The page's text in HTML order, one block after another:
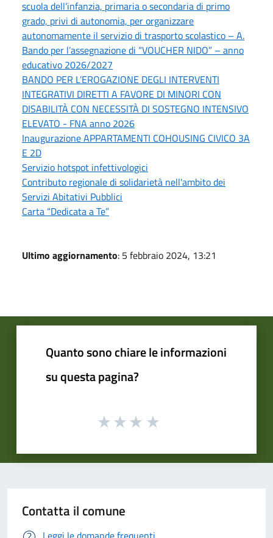
scuola dell’infanzia, primaria o secondaria di primo
grado, privi di autonomia, per organizzare
autonomamente il servizio di trasporto scolastico – A.
Bando per l’assegnazione di “VOUCHER NIDO” – anno
educativo 2026/2027
BANDO PER L’EROGAZIONE DEGLI INTERVENTI
INTEGRATIVI DIRETTI A FAVORE DI MINORI CON
DISABILITÀ CON NECESSITÀ DI SOSTEGNO INTENSIVO
ELEVATO - FNA anno 2026
Inaugurazione APPARTAMENTI COHOUSING CIVICO 3A
E 2D
Servizio hotspot infettivologici
Contributo regionale di solidarietà nell'ambito dei
Servizi Abitativi Pubblici
Carta “Dedicata a Te”
Ultimo aggiornamento: 5 febbraio 2024, 13:21
Quanto sono chiare le informazioni
su questa pagina?
Contatta il comune